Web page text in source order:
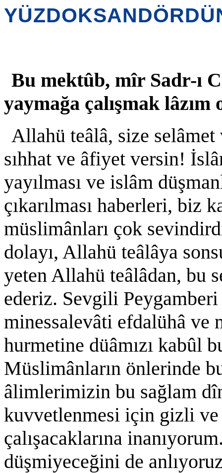
Bu mektûb, mîr Sadr-ı
yaymağa çalışmak
Allahü teâlâ, size
sıhhat ve âfiyet versin!
yayılması ve islâm
çıkarılması haberleri, biz
müslimânları çok
dolayı, Allahü teâlâya
yeten Allahü teâlâdan, bu
ederiz. Sevgili
minessalevâti efdalühâ ve
hurmetine düâmızı kabûl
Müslimânların önlerinde
âlimlerimizin bu sağlam
kuvvetlenmesi için gizli ve
çalışacaklarına
düşmiyeceğini de